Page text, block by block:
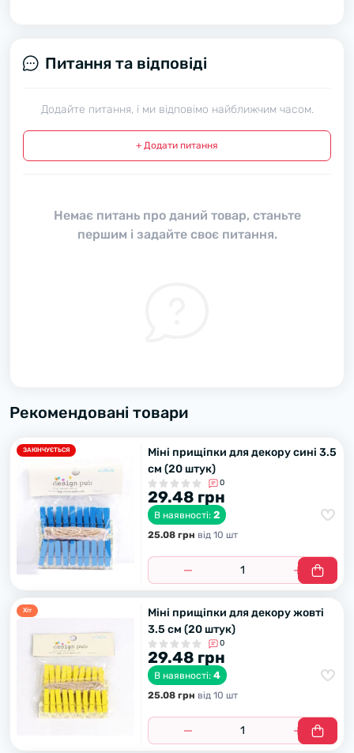
Питання та відповіді
Додайте питання, і ми відповімо найближчим часом.
+ Додати питання
Немає питань про даний товар, станьте
першим і задайте своє питання.
Рекомендовані товари
ЗАКІНЧУЄТЬСЯ
Міні прищіпки для декору сині 3.5
см (20 штук)
0
29.48 грн
В наявності: 2
25.08 грн вiд 10 шт
Хiт
Міні прищіпки для декору жовті
3.5 см (20 штук)
0
29.48 грн
В наявності: 4
25.08 грн вiд 10 шт